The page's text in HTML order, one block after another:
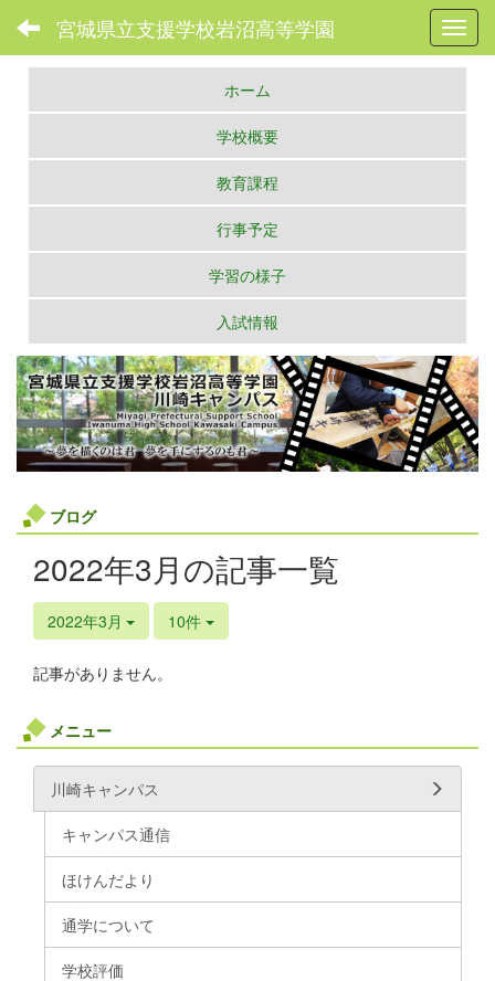
宮城県立支援学校岩沼高等学園
ホーム
学校概要
教育課程
行事予定
学習の様子
入試情報
ブログ
2022年3月の記事一覧
2022年3月 10件
記事がありません。
メニュー
川崎キャンパス
キャンパス通信
ほけんだより
通学について
学校評価